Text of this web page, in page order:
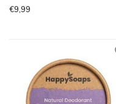
€9,99